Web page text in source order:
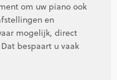
om uw piano ook
en
mogelijk, direct
bespaart u vaak